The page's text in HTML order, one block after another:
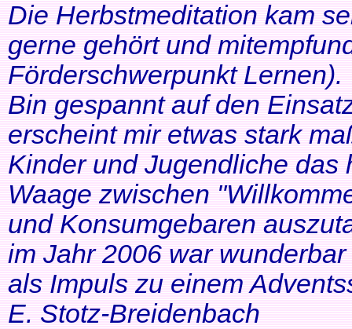
Die Herbstmeditation kam
gerne gehört und
Förderschwerpunkt Lernen).
Bin gespannt auf den
erscheint mir etwas stark
Kinder und Jugendliche das
Waage zwischen
und Konsumgebaren
im Jahr 2006 war
als Impuls zu einem
E. Stotz-Breidenbach